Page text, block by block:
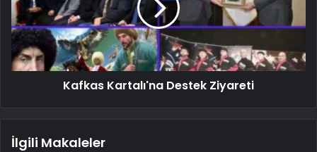
Kafkas Kartalı'na Destek Ziyareti
İlgili Makaleler